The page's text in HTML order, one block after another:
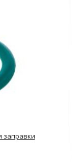
заправки